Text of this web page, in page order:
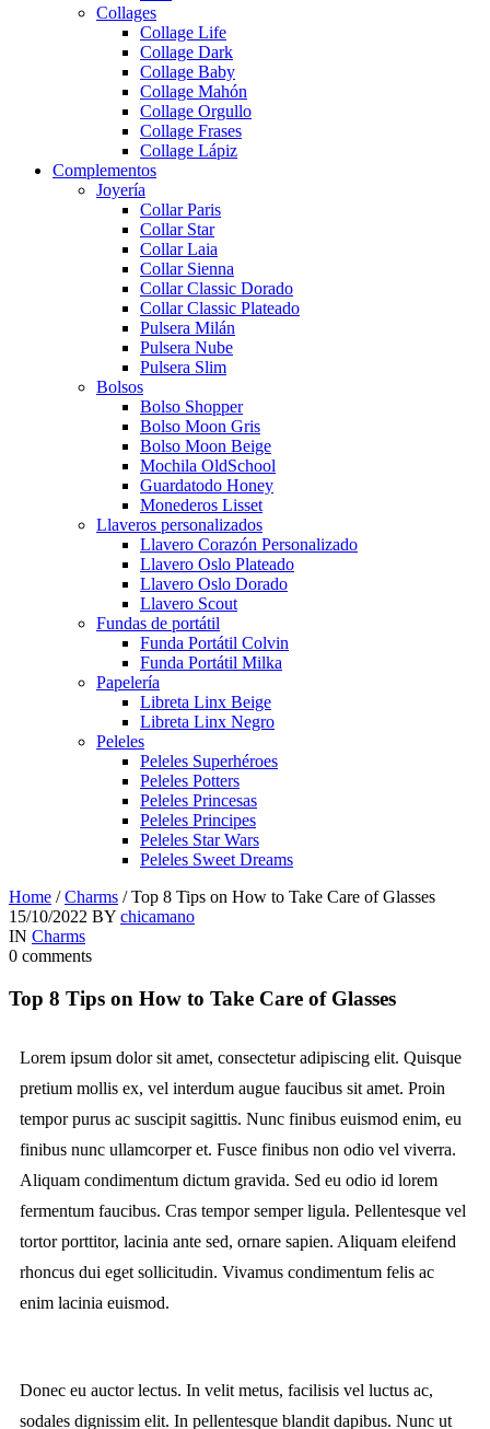
Collages
Collage Life
Collage Dark
Collage Baby
Collage Mahón
Collage Orgullo
Collage Frases
Collage Lápiz
Complementos
Joyería
Collar Paris
Collar Star
Collar Laia
Collar Sienna
Collar Classic Dorado
Collar Classic Plateado
Pulsera Milán
Pulsera Nube
Pulsera Slim
Bolsos
Bolso Shopper
Bolso Moon Gris
Bolso Moon Beige
Mochila OldSchool
Guardatodo Honey
Monederos Lisset
Llaveros personalizados
Llavero Corazón Personalizado
Llavero Oslo Plateado
Llavero Oslo Dorado
Llavero Scout
Fundas de portátil
Funda Portátil Colvin
Funda Portátil Milka
Papelería
Libreta Linx Beige
Libreta Linx Negro
Peleles
Peleles Superhéroes
Peleles Potters
Peleles Princesas
Peleles Principes
Peleles Star Wars
Peleles Sweet Dreams
Home / Charms / Top 8 Tips on How to Take Care of Glasses
15/10/2022 BY chicamano
IN Charms
0 comments
Top 8 Tips on How to Take Care of Glasses
Lorem ipsum dolor sit amet, consectetur adipiscing elit. Quisque
pretium mollis ex, vel interdum augue faucibus sit amet. Proin
tempor purus ac suscipit sagittis. Nunc finibus euismod enim, eu
finibus nunc ullamcorper et. Fusce finibus non odio vel viverra.
Aliquam condimentum dictum gravida. Sed eu odio id lorem
fermentum faucibus. Cras tempor semper ligula. Pellentesque vel
tortor porttitor, lacinia ante sed, ornare sapien. Aliquam eleifend
rhoncus dui eget sollicitudin. Vivamus condimentum felis ac
enim lacinia euismod.
Donec eu auctor lectus. In velit metus, facilisis vel luctus ac,
sodales dignissim elit. In pellentesque blandit dapibus. Nunc ut